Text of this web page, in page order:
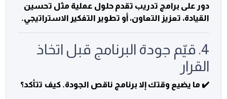
دور على برامج تدريب تقدم حلول عملية مثل تحسين
القيادة، تعزيز التعاون، أو تطوير التفكير الاستراتيجي.
4. قيّم جودة البرنامج قبل اتخاذ
القرار
✔️ ما يضيع وقتك إلا برنامج ناقص الجودة. كيف تتأكد؟